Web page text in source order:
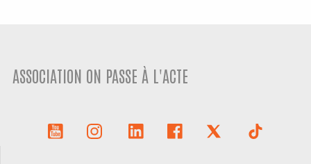
ASSOCIATION ON PASSE À L'ACTE